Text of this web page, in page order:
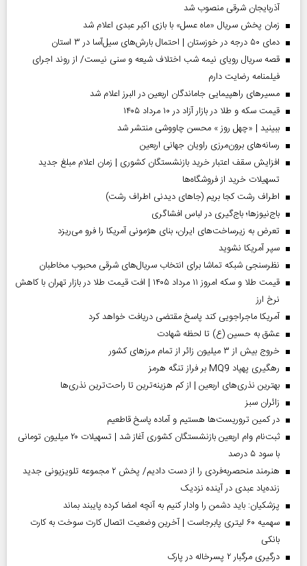
آذربایجان شرقی منصوب شد
زمان پخش سریال «ماه عسل» با بازی اکبر عبدی اعلام شد
دمای ۵۰ درجه در خوزستان | احتمال بارش‌های سیل‌آسا در ۳ استان
قصه سریال رویای نیمه شب اختلاف شیعه و سنی نیست/ از روند اجرای
فیلمنامه رضایت دارم
مسیر‌های راهپیمایی جاماندگان اربعین در البرز اعلام شد
قیمت سکه و طلا در بازار آزاد در ۱۰ مرداد ۱۴۰۵
ببینید | «چهل روز » محسن چاووشی منتشر شد
رسانه‌های برون‌مرزی راویان جهانی اربعین
افزایش سقف اعتبار خرید بازنشستگان کشوری | زمان اعلام مبلغ جدید
تسهیلات خرید از فروشگاه‌ها
اطراف رشت کجا بریم (جاهای دیدنی اطراف رشت)
باج‌نیوزها؛ باج‌گیری در لباس افشاگری
تعرض به زیرساخت‌های ایران، بنای هژمونی آمریکا را فرو می‌ریزد
سپر آمریکا نشوید
نظرسنجی شبکه تماشا برای انتخاب سریال‌های شرقی محبوب مخاطبان
قیمت طلا و سکه امروز ۱۱ مرداد ۱۴۰۵ | افت قیمت طلا در بازار تهران با کاهش
نرخ ارز
آمریکا ماجراجویی کند پاسخ مقتضی دریافت خواهد کرد
عشق به حسین (ع) تا لحظه شهادت
خروج بیش از ۳ میلیون زائر از تمام مرز‌های کشور
رهگیری پهپاد MQ9 بر فراز تنگه هرمز
بهترین نذری‌های اربعین | از کم هزینه‌ترین تا راحت‌ترین نذری‌ها
‌زائران سبز
در کمین تروریست‌ها هستیم و آماده پاسخ قاطعیم
ثبت‌نام وام اربعین بازنشستگان کشوری آغاز شد | تسهیلات ۲۰ میلیون تومانی
با سود ۵ درصد
هنرمند منحصر‌به‌فردی را از دست دادیم/ پخش ۲ مجموعه تلویزیونی جدید
زنده‌یاد عبدی در آینده نزدیک
پزشکیان: باید دشمن را وادار کنیم به آنچه امضا کرده پایبند بماند
سهمیه ۶۰ لیتری پابرجاست | آخرین وضعیت اتصال کارت سوخت به کارت
بانکی
درگیری مرگبار ۲ پسرخاله در پارک